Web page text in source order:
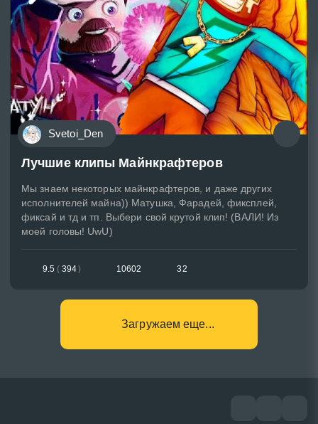
Svetoi_Den
Лучшие клипы Майнкрафтеров
Мы знаем некоторых майнкрафтеров, и даже других
исполнителей майна)) Матушка, Фарадей, фиксплей,
фиксай и тд и тп. Выбери свой крутой клип! (ВАЛИ! Из
моей головы! UwU)
9.5 ( 394) 10602 32
Загружаем еще...